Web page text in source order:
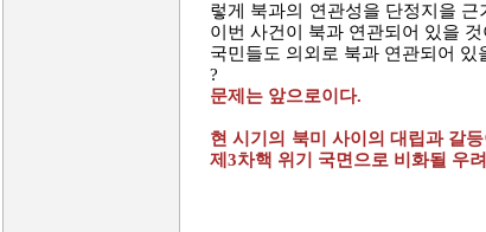
렇게 북과의 연관성을 단정지을
이번 사건이 북과 연관되어 있을
국민들도 의외로 북과 연관되어
?
문제는 앞으로이다.
현 시기의 북미 사이의 대립과 갈
제3차핵 위기 국면으로 비화될 우